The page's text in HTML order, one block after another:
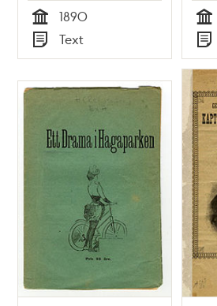
Tid
1890
Typ
Text Tid
Typ